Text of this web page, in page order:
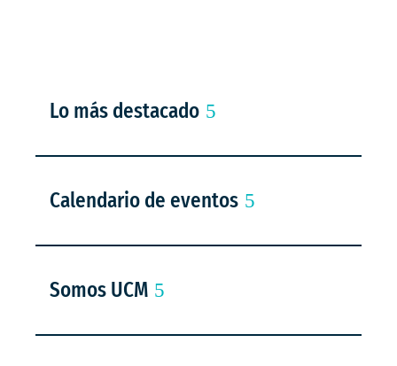
Lo más destacado
Calendario de eventos
Somos UCM